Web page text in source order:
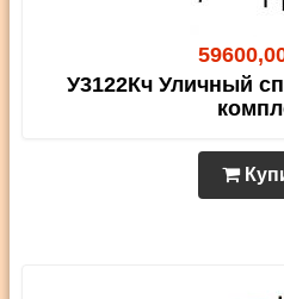
У3122Кч Уличный